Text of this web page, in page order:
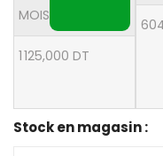
MOIS
1 125,000 DT
Stock en magasin :